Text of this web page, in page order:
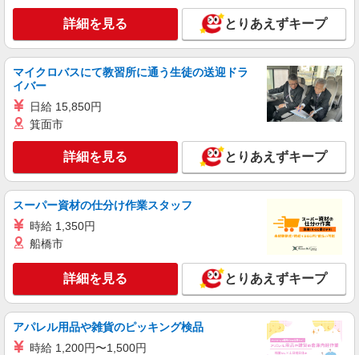
時給1500円〜2125円 ＜日払い有/週払い有/交
通費全支給(ガソリン代含む)＞
佐野市/佐野市駅 徒歩10分
詳細を見る
派遣社員
介護は人生のサポーター。サ高住STAFF募
集。日払いOK！
時給1500円〜2150円 ＜日払い有/週払い有/交
通費全支給(ガソリン代含む)＞
派遣社員
株式会社kotrio /●UT-H-1732760
サ高住職員＊残業しているようじゃダメか、定
時でね、帰らないと
詳細を見る とりあえずキープ
マイクロバスにて教習所に通う生徒の送迎ドラ
イバー
日給 15,850円
箕面市
詳細を見る とりあえずキープ
スーパー資材の仕分け作業スタッフ
時給 1,350円
船橋市
詳細を見る とりあえずキープ
アパレル用品や雑貨のピッキング検品
時給 1,200円〜1,500円